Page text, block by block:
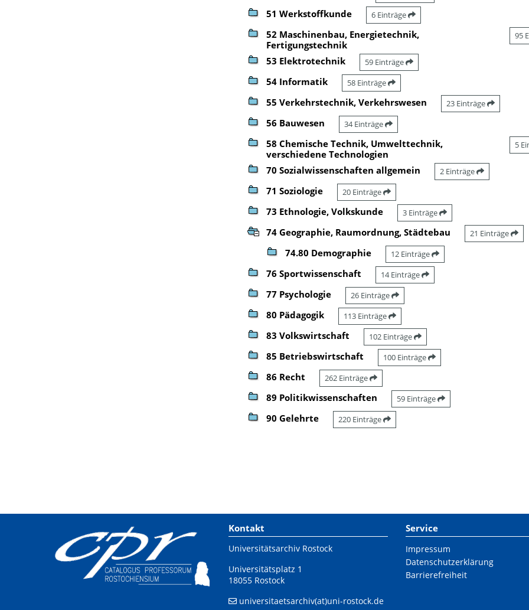
51 Werkstoffkunde 6 Einträge
52 Maschinenbau, Energietechnik,
Fertigungstechnik
95
53 Elektrotechnik 59 Einträge
54 Informatik 58 Einträge
55 Verkehrstechnik, Verkehrswesen 23 Einträge
56 Bauwesen 34 Einträge
58 Chemische Technik, Umwelttechnik,
verschiedene Technologien
5
70 Sozialwissenschaften allgemein 2 Einträge
71 Soziologie 20 Einträge
73 Ethnologie, Volkskunde 3 Einträge
74 Geographie, Raumordnung, Städtebau 21 Einträge
74.80 Demographie 12 Einträge
76 Sportwissenschaft 14 Einträge
77 Psychologie 26 Einträge
80 Pädagogik 113 Einträge
83 Volkswirtschaft 102 Einträge
85 Betriebswirtschaft 100 Einträge
86 Recht 262 Einträge
89 Politikwissenschaften 59 Einträge
90 Gelehrte 220 Einträge
Kontakt
Universitätsarchiv Rostock
Universitätsplatz 1
18055 Rostock
universitaetsarchiv(at)uni-rostock.de
Service
Impressum
Datenschutzerklärung
Barrierefreiheit